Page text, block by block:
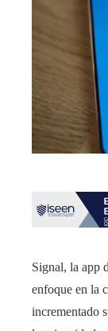
Signal, la app
enfoque en la
incrementado